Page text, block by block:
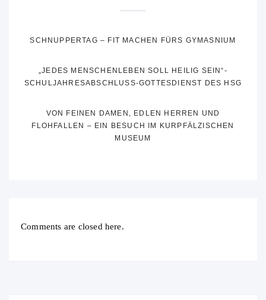
SCHNUPPERTAG – FIT MACHEN FÜRS GYMASNIUM
„JEDES MENSCHENLEBEN SOLL HEILIG SEIN“-
SCHULJAHRESABSCHLUSS-GOTTESDIENST DES HSG
VON FEINEN DAMEN, EDLEN HERREN UND
FLOHFALLEN – EIN BESUCH IM KURPFÄLZISCHEN
MUSEUM
Comments are closed here.